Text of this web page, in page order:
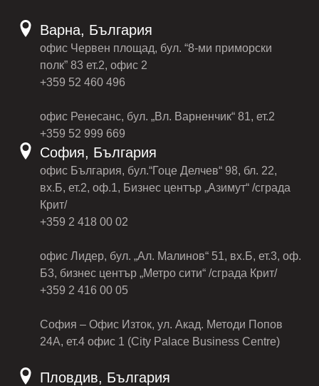
Варна, България
офис Червен площад, бул. “8-ми приморски
полк” 83 ет.2, офис 2
+359 52 460 496
офис Ренесанс, бул. „Вл. Варненчик“ 81, ет.2
+359 52 999 669
София, България
офис България, бул.“Гоце Делчев“ 98, бл. 22,
вх.Б, ет.2, оф.1, Бизнес център „Азимут“ /сграда
Крит/
+359 2 418 00 02
офис Лидер, бул. „Ал. Малинов“ 51, вх.Б, ет.3, оф.
Б3, бизнес център „Метро сити“ /сграда Крит/
+359 2 416 00 05
София – Офис Изток, ул. Акад. Методи Попов
24А, ет.4 офис 1 (City Palace Business Centre)
Пловдив, България